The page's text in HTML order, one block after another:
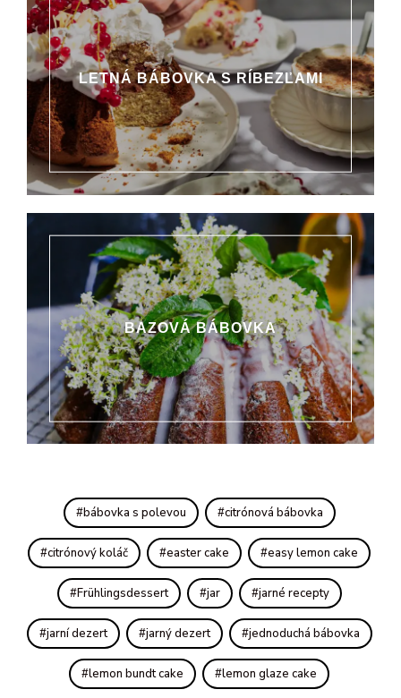
LETNÁ BÁBOVKA S RÍBEZĽAMI
BAZOVÁ BÁBOVKA
bábovka s polevou citrónová bábovka
citrónový koláč easter cake easy lemon cake
Frühlingsdessert jar jarné recepty
jarní dezert jarný dezert jednoduchá bábovka
lemon bundt cake lemon glaze cake